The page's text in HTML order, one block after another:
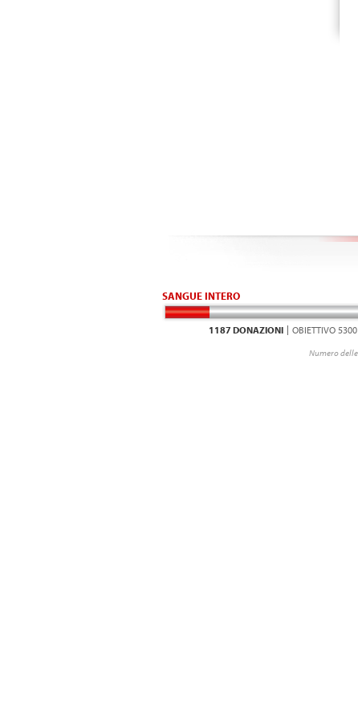
SANGUE INTERO
1187 DONAZIONI OBIETTIVO 5300
Numero